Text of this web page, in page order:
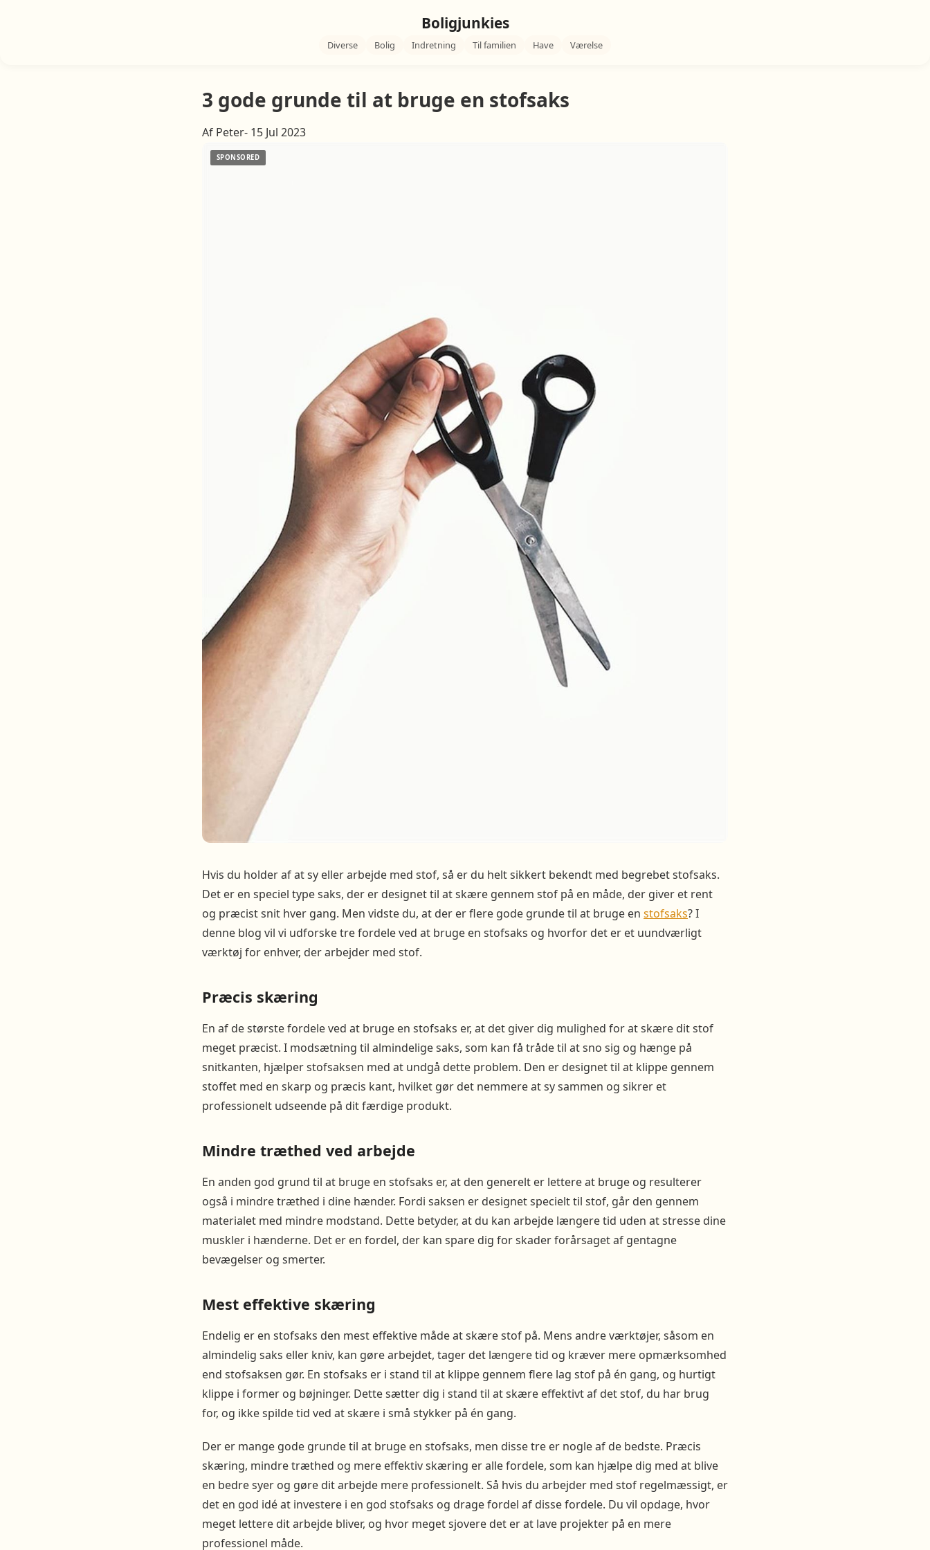
Boligjunkies
Diverse Bolig Indretning Til familien Have Værelse
3 gode grunde til at bruge en stofsaks
Af Peter- 15 Jul 2023
Hvis du holder af at sy eller arbejde med stof, så er du helt sikkert bekendt med begrebet stofsaks.
Det er en speciel type saks, der er designet til at skære gennem stof på en måde, der giver et rent
og præcist snit hver gang. Men vidste du, at der er flere gode grunde til at bruge en stofsaks? I
denne blog vil vi udforske tre fordele ved at bruge en stofsaks og hvorfor det er et uundværligt
værktøj for enhver, der arbejder med stof.
Præcis skæring
En af de største fordele ved at bruge en stofsaks er, at det giver dig mulighed for at skære dit stof
meget præcist. I modsætning til almindelige saks, som kan få tråde til at sno sig og hænge på
snitkanten, hjælper stofsaksen med at undgå dette problem. Den er designet til at klippe gennem
stoffet med en skarp og præcis kant, hvilket gør det nemmere at sy sammen og sikrer et
professionelt udseende på dit færdige produkt.
Mindre træthed ved arbejde
En anden god grund til at bruge en stofsaks er, at den generelt er lettere at bruge og resulterer
også i mindre træthed i dine hænder. Fordi saksen er designet specielt til stof, går den gennem
materialet med mindre modstand. Dette betyder, at du kan arbejde længere tid uden at stresse dine
muskler i hænderne. Det er en fordel, der kan spare dig for skader forårsaget af gentagne
bevægelser og smerter.
Mest effektive skæring
Endelig er en stofsaks den mest effektive måde at skære stof på. Mens andre værktøjer, såsom en
almindelig saks eller kniv, kan gøre arbejdet, tager det længere tid og kræver mere opmærksomhed
end stofsaksen gør. En stofsaks er i stand til at klippe gennem flere lag stof på én gang, og hurtigt
klippe i former og bøjninger. Dette sætter dig i stand til at skære effektivt af det stof, du har brug
for, og ikke spilde tid ved at skære i små stykker på én gang.
Der er mange gode grunde til at bruge en stofsaks, men disse tre er nogle af de bedste. Præcis
skæring, mindre træthed og mere effektiv skæring er alle fordele, som kan hjælpe dig med at blive
en bedre syer og gøre dit arbejde mere professionelt. Så hvis du arbejder med stof regelmæssigt, er
det en god idé at investere i en god stofsaks og drage fordel af disse fordele. Du vil opdage, hvor
meget lettere dit arbejde bliver, og hvor meget sjovere det er at lave projekter på en mere
professionel måde.